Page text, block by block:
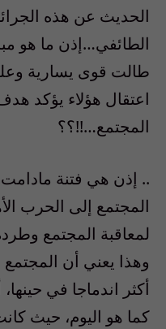
الحديث عن هذه
الطائفي…إذن ما هو
طالت قوى يسارية
اعتقال هؤلاء يؤكد
المجتمع…!!؟؟
.. إذن هي فتنة
المجتمع إلى الحرب
لمعاقبة المجتمع
وهذا يعني أن
أكثر اندماجا في
كما هو اليوم، حيث